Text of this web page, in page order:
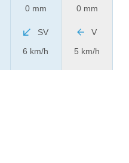
0 mm
SV
6 km/h
0 mm
V
5 km/h